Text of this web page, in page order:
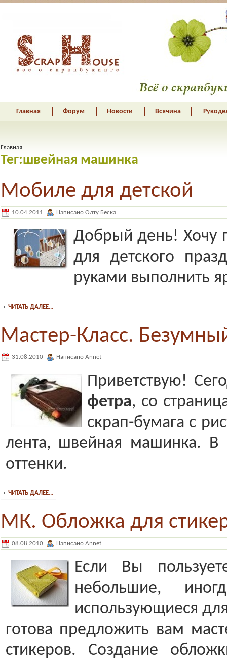
Главная Форум Новости Всячина
Главная
Тег:швейная машинка
Мобиле для детской
10.04.2011 Написано Олту Беска
Добрый день! Хочу
для детского
руками выполнить
ЧИТАТЬ ДАЛЕЕ...
Мастер-Класс.
31.08.2010 Написано Annet
Приветствую!
фетра, со
скрап-бумага с
лента, швейная машинка. В
оттенки.
ЧИТАТЬ ДАЛЕЕ...
МК. Обложка для
08.08.2010 Написано Annet
Если Вы
небольшие,
использующиеся
готова предложить вам
стикеров. Создание